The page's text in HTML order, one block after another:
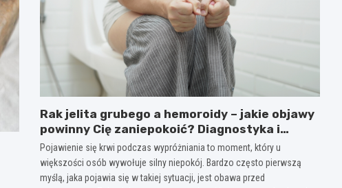
Rak jelita grubego a hemoroidy – jakie objawy
powinny Cię zaniepokoić? Diagnostyka i
różnice
Pojawienie się krwi podczas wypróżniania to moment, który u
większości osób wywołuje silny niepokój. Bardzo często pierwszą
myślą, jaka pojawia się w takiej sytuacji, jest obawa przed